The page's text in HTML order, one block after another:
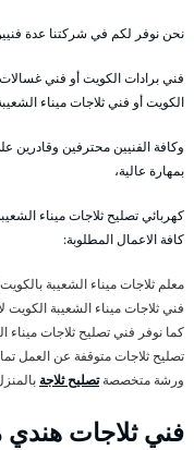
نحن نوفر لكم في شركتنا عدة
فني برادات الكويت أو فني
الكويت أو فني ثلاجات ميناء
وكافة الفنيين محترفين وقادرين
بمهارة عالية،
كهربائي تصليح ثلاجات ميناء
كافة الاعمال المطلوبة:
معلم ثلاجات ميناء الشعيبة
فني ثلاجات ميناء الشعيبة الكويت
كما نوفر فني تصليح ثلاجات ميناء
تصليح ثلاجات متوقفة عن العمل
ورشة متخصصةتصليح ثلاجة
فني ثلاجات هندي